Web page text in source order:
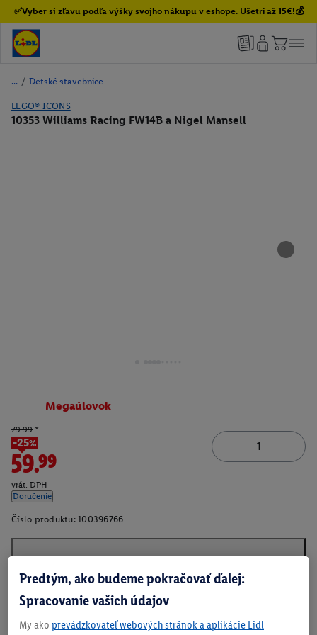
✅Vyber si zľavu podľa výšky svojho nákupu v eshope. Ušetri až 15€!💰
/ Detské stavebnice
LEGO® ICONS
10353 Williams Racing FW14B a Nigel Mansell
Megaúlovok
79.99 *
-25%
59.99
vrát. DPH
Doručenie
Číslo produktu: 100396766
O produkte
Predtým, ako budeme pokračovať ďalej:
Spracovanie vašich údajov
My ako prevádzkovateľ webových stránok a aplikácie Lidl